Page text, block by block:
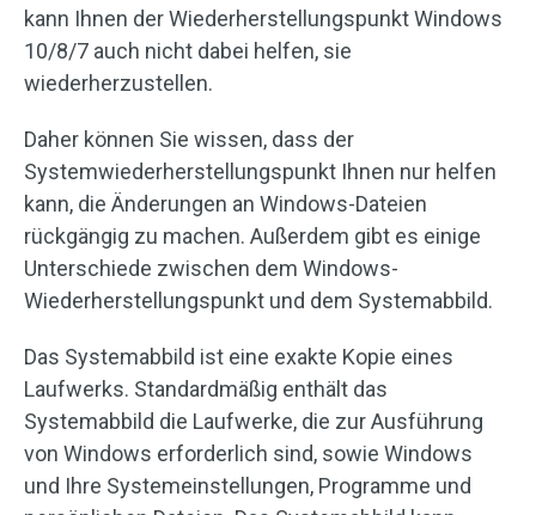
kann Ihnen der Wiederherstellungspunkt Windows
10/8/7 auch nicht dabei helfen, sie
wiederherzustellen.
Daher können Sie wissen, dass der
Systemwiederherstellungspunkt Ihnen nur helfen
kann, die Änderungen an Windows-Dateien
rückgängig zu machen. Außerdem gibt es einige
Unterschiede zwischen dem Windows-
Wiederherstellungspunkt und dem Systemabbild.
Das Systemabbild ist eine exakte Kopie eines
Laufwerks. Standardmäßig enthält das
Systemabbild die Laufwerke, die zur Ausführung
von Windows erforderlich sind, sowie Windows
und Ihre Systemeinstellungen, Programme und